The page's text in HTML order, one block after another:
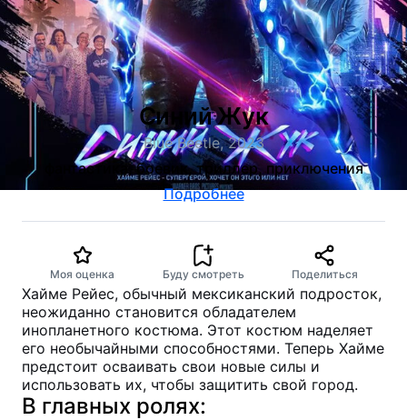
Синий Жук
Blue Beetle, 2023
фантастика, боевик, триллер, приключения
Подробнее
Моя оценка Буду смотреть Поделиться
Хайме Рейес, обычный мексиканский подросток,
неожиданно становится обладателем
инопланетного костюма. Этот костюм наделяет
его необычайными способностями. Теперь Хайме
предстоит осваивать свои новые силы и
использовать их, чтобы защитить свой город.
В главных ролях: